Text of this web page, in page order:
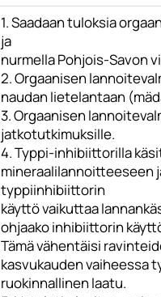
1. Saadaan tuloksia
ja
nurmella Pohjois-Savon
2. Orgaanisen
naudan lietelantaan
3. Orgaanisen
jatkotutkimuksille.
4. Typpi-inhibiittorilla
mineraalilannoitteeseen
typpiinhibiittorin
käyttö vaikuttaa
ohjaako inhibiittorin
Tämä vähentäisi
kasvukauden vaiheessa
ruokinnallinen laatu.